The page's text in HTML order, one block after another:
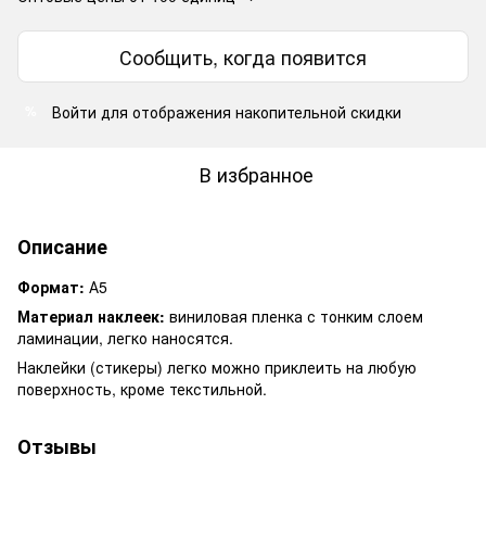
Сообщить, когда появится
Войти для отображения накопительной скидки
В избранное
Описание
Формат: А5
Материал наклеек: виниловая пленка с тонким слоем
ламинации, легко наносятся.
Наклейки (стикеры) легко можно приклеить на любую
поверхность, кроме текстильной.
Отзывы